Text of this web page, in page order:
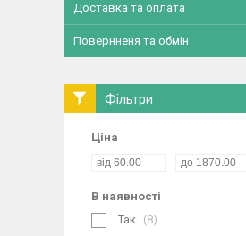
Доставка та оплата
Повернненя та обмін
Фільтри
Ціна
В наявності
Так
8